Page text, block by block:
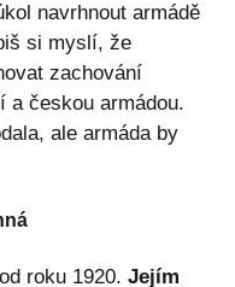
navrhnout armádě
si myslí, že
zachování
a českou armádou.
ale armáda by
roku 1920. Jejím